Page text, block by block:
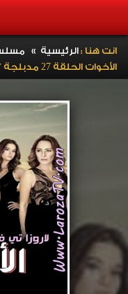
انت هنا :الرئيسية »
الأخوات الحلقة 27 مدبلجة ” أبناء الإخوة “